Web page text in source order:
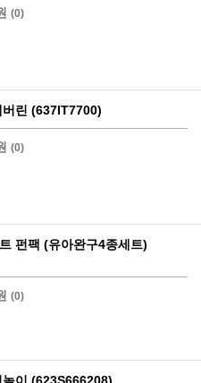
(0)
린 (637IT7700)
(0)
펀팩 (유아완구4종세트)
(0)